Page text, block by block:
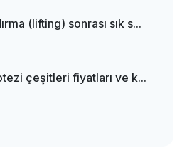
(lifting) sonrası sık s...
çeşitleri fiyatları ve k...